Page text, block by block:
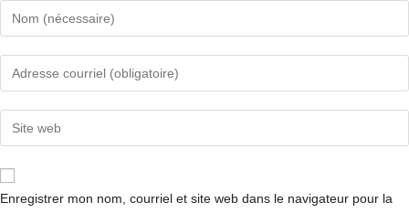
Enregistrer mon nom, courriel et site web dans le navigateur pour la